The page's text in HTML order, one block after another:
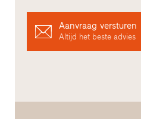
Aanvraag versturen
Altijd het beste advies